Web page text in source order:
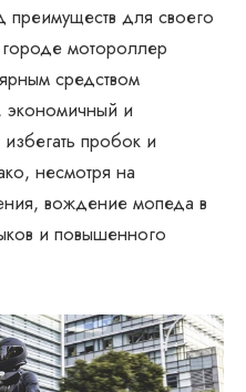
преимуществ для своего
мотороллер
средством
экономичный и
пробок и
несмотря на
вождение мопеда в
и повышенного